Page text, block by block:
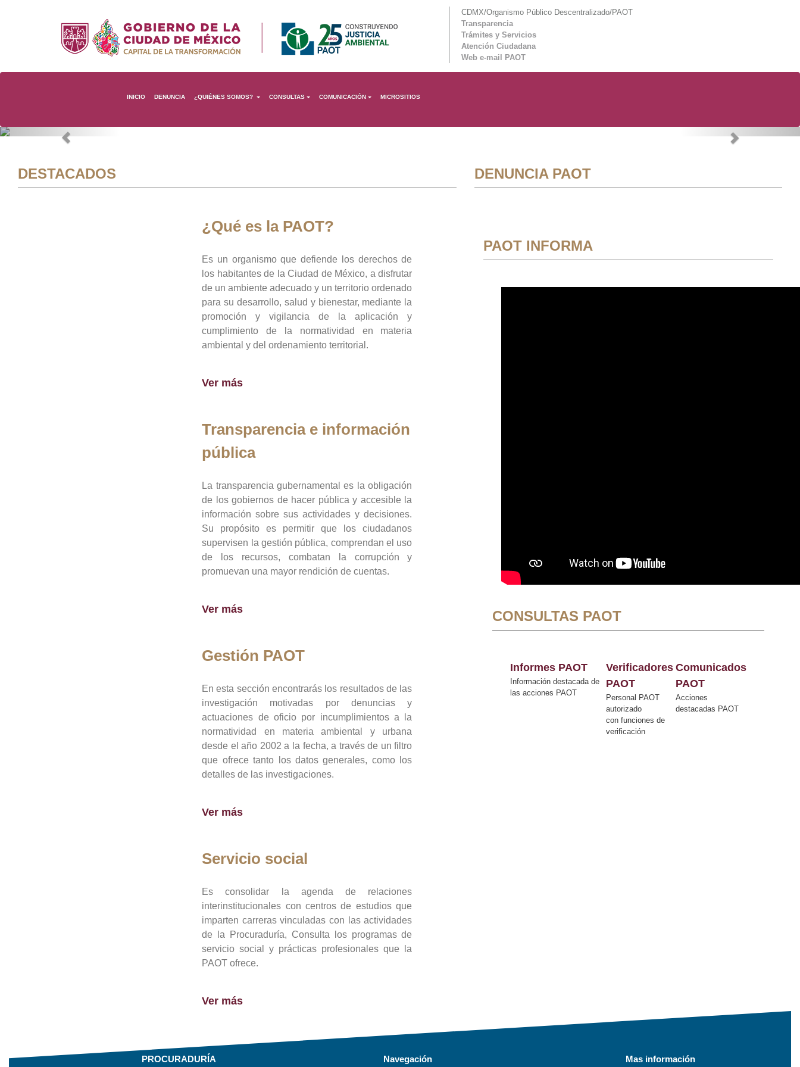
CDMX/Organismo Público Descentralizado/PAOT
Transparencia
Trámites y Servicios
Atención Ciudadana
Web e-mail PAOT
INICIO DENUNCIA ¿QUIÉNES SOMOS? CONSULTAS COMUNICACIÓN MICROSITIOS
Previous Next
DESTACADOS
¿Qué es la PAOT?
Es un organismo que defiende los derechos de
los habitantes de la Ciudad de México, a disfrutar
de un ambiente adecuado y un territorio ordenado
para su desarrollo, salud y bienestar, mediante la
promoción y vigilancia de la aplicación y
cumplimiento de la normatividad en materia
ambiental y del ordenamiento territorial.
Ver más
Transparencia e información
pública
La transparencia gubernamental es la obligación
de los gobiernos de hacer pública y accesible la
información sobre sus actividades y decisiones.
Su propósito es permitir que los ciudadanos
supervisen la gestión pública, comprendan el uso
de los recursos, combatan la corrupción y
promuevan una mayor rendición de cuentas.
Ver más
Gestión PAOT
En esta sección encontrarás los resultados de las
investigación motivadas por denuncias y
actuaciones de oficio por incumplimientos a la
normatividad en materia ambiental y urbana
desde el año 2002 a la fecha, a través de un filtro
que ofrece tanto los datos generales, como los
detalles de las investigaciones.
Ver más
Servicio social
Es consolidar la agenda de relaciones
interinstitucionales con centros de estudios que
imparten carreras vinculadas con las actividades
de la Procuraduría, Consulta los programas de
servicio social y prácticas profesionales que la
PAOT ofrece.
Ver más
DENUNCIA PAOT
PAOT INFORMA
CONSULTAS PAOT
Informes PAOT
Información destacada de
las acciones PAOT
Verificadores
PAOT
Personal PAOT
autorizado
con funciones de
verificación
Comunicados
PAOT
Acciones
destacadas PAOT
PROCURADURÍA Navegación Mas información